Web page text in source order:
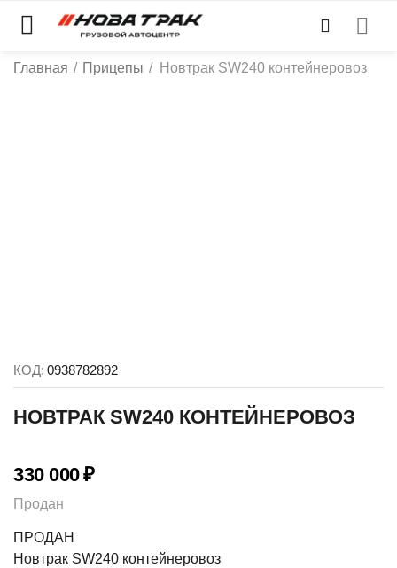
Главная / Прицепы / Новтрак SW240 контейнеровоз
КОД: 0938782892
НОВТРАК SW240 КОНТЕЙНЕРОВОЗ
330 000₽
Продан
ПРОДАН
Новтрак SW240 контейнеровоз